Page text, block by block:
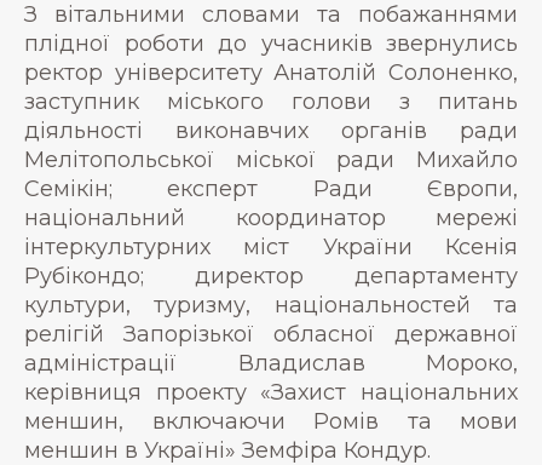
З вітальними словами та побажаннями
плідної роботи до учасників звернулись
ректор університету Анатолій Солоненко,
заступник міського голови з питань
діяльності виконавчих органів ради
Мелітопольської міської ради Михайло
Семікін; експерт Ради Європи,
національний координатор мережі
інтеркультурних міст України Ксенія
Рубікондо; директор департаменту
культури, туризму, національностей та
релігій Запорізької обласної державної
адміністрації Владислав Мороко,
керівниця проекту «Захист національних
меншин, включаючи Ромів та мови
меншин в Україні» Земфіра Кондур.